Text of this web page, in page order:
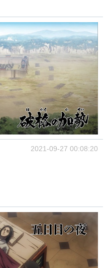
2021-09-27 00:08:20